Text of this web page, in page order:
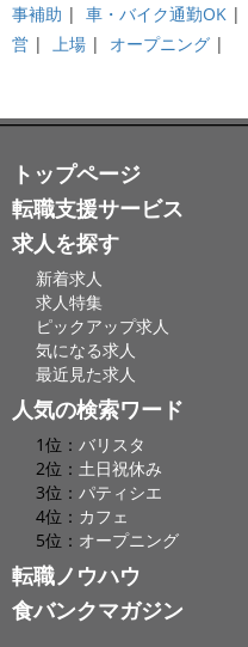
事補助 | 車・バイク通勤OK |
営 | 上場 | オープニング |
トップページ
転職支援サービス
求人を探す
新着求人
求人特集
ピックアップ求人
気になる求人
最近見た求人
人気の検索ワード
1位： バリスタ
2位： 土日祝休み
3位： パティシエ
4位： カフェ
5位： オープニング
転職ノウハウ
食バンクマガジン